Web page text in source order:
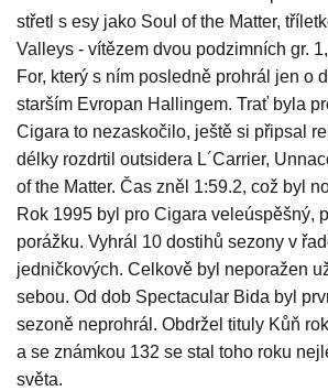
střetl s esy jako Soul of the Matter,
Valleys - vítězem dvou podzimních gr.
For, který s ním posledně prohrál jen o
starším Evropan Hallingem. Trať byla
Cigara to nezaskočilo, ještě si připsal
délky rozdrtil outsidera L´Carrier,
of the Matter. Čas zněl 1:59.2, což byl
Rok 1995 byl pro Cigara veleúspěšný,
porážku. Vyhrál 10 dostihů sezony v
jedničkových. Celkově byl neporažen
sebou. Od dob Spectacular Bida byl
sezoně neprohrál. Obdržel tituly Kůň
a se známkou 132 se stal toho roku
světa.